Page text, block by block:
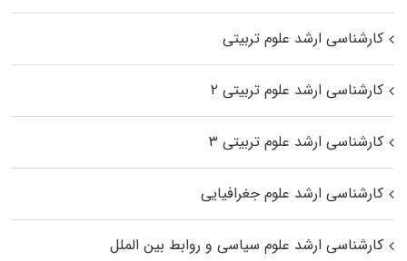
کارشناسی ارشد علوم تربیتی
کارشناسی ارشد علوم تربیتی ۲
کارشناسی ارشد علوم تربیتی ۳
کارشناسی ارشد علوم جغرافیایی
کارشناسی ارشد علوم سیاسی و روابط بین الملل